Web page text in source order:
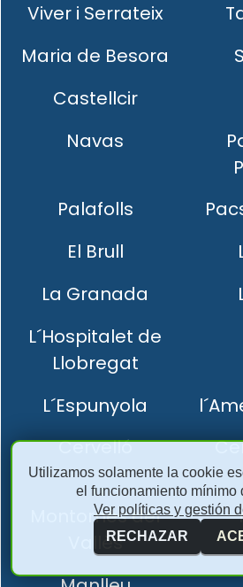
Viver i Serrateix
Maria de Besora
Castellcir
Navas
Palafolls
El Brull
La Granada
L´Hospitalet de
Llobregat
L´Espunyola
Cervelló
Montornès del
Vallès
Utilizamos solamente la cookie
el funcionamiento mínimo
Ver políticas y gestión
RECHAZAR